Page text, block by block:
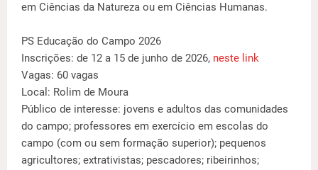
em Ciências da Natureza ou em Ciências Humanas.
PS Educação do Campo 2026
Inscrições: de 12 a 15 de junho de 2026, neste link
Vagas: 60 vagas
Local: Rolim de Moura
Público de interesse: jovens e adultos das comunidades
do campo; professores em exercício em escolas do
campo (com ou sem formação superior); pequenos
agricultores; extrativistas; pescadores; ribeirinhos;